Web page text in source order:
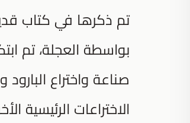
صناعة واختراع
الاختراعات الرئيسية الأخرى،